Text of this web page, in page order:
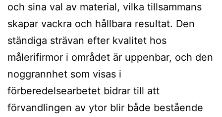
och sina val av material, vilka tillsammans
skapar vackra och hållbara resultat. Den
ständiga strävan efter kvalitet hos
målerifirmor i området är uppenbar, och den
noggrannhet som visas i
förberedelsearbetet bidrar till att
förvandlingen av ytor blir både bestående